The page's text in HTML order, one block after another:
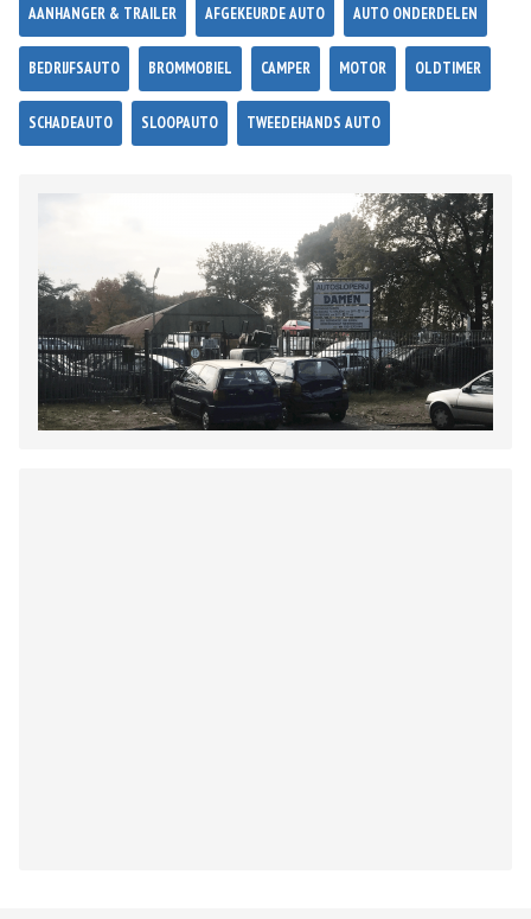
AANHANGER & TRAILER AFGEKEURDE AUTO AUTO ONDERDELEN
BEDRIJFSAUTO BROMMOBIEL CAMPER MOTOR OLDTIMER
SCHADEAUTO SLOOPAUTO TWEEDEHANDS AUTO